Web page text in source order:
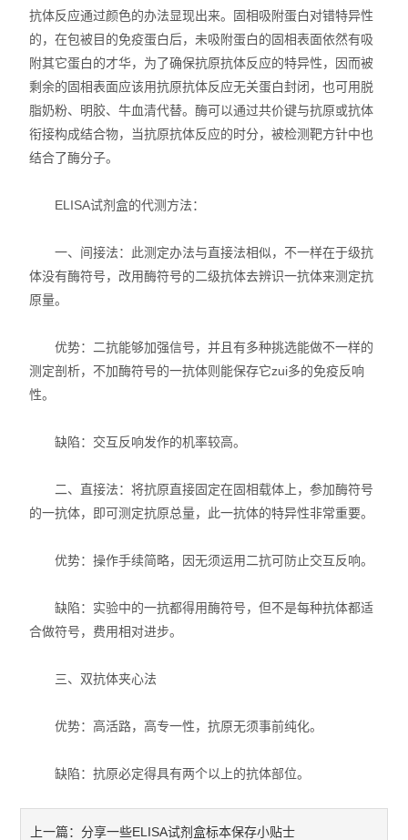
NviGen磁性纳米颗粒
nanomyp纳米类材料
Ludger糖基化分析和检测产品
荧光检测简易装置
实验室个人防护产品
Matrigen弹性细胞培养板
干细胞培养添加因子
抗体反应通过颜色的办法显现出来。固相吸附蛋白对错特异性
的，在包被目的免疫蛋白后，未吸附蛋白的固相表面依然有吸
附其它蛋白的才华，为了确保抗原抗体反应的特异性，因而被
剩余的固相表面应该用抗原抗体反应无关蛋白封闭，也可用脱
脂奶粉、明胶、牛血清代替。酶可以通过共价键与抗原或抗体
衔接构成结合物，当抗原抗体反应的时分，被检测靶方针中也
结合了酶分子。
ELISA试剂盒的代测方法：
一、间接法：此测定办法与直接法相似，不一样在于级抗
体没有酶符号，改用酶符号的二级抗体去辨识一抗体来测定抗
原量。
优势：二抗能够加强信号，并且有多种挑选能做不一样的
测定剖析，不加酶符号的一抗体则能保存它zui多的免疫反响
性。
缺陷：交互反响发作的机率较高。
二、直接法：将抗原直接固定在固相载体上，参加酶符号
的一抗体，即可测定抗原总量，此一抗体的特异性非常重要。
优势：操作手续简略，因无须运用二抗可防止交互反响。
缺陷：实验中的一抗都得用酶符号，但不是每种抗体都适
合做符号，费用相对进步。
三、双抗体夹心法
优势：高活路，高专一性，抗原无须事前纯化。
缺陷：抗原必定得具有两个以上的抗体部位。
上一篇：分享一些ELISA试剂盒标本保存小贴士